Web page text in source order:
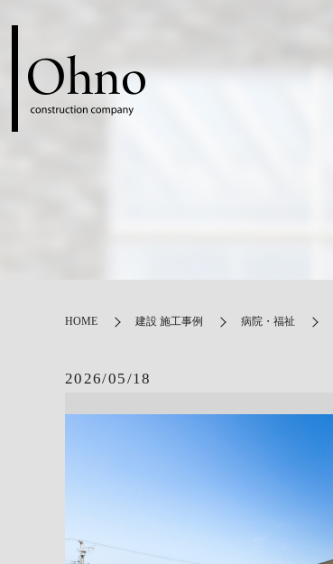
HOME 建設 施工事例 病院・福祉
2026/05/18